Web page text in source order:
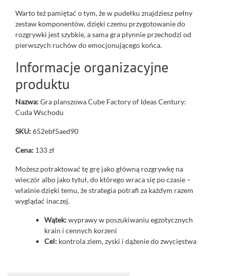
Warto też pamiętać o tym, że w pudełku znajdziesz pełny
zestaw komponentów, dzięki czemu przygotowanie do
rozgrywki jest szybkie, a sama gra płynnie przechodzi od
pierwszych ruchów do emocjonującego końca.
Informacje organizacyjne
produktu
Nazwa:Gra planszowa Cube Factory of Ideas Century:
Cuda Wschodu
SKU:652ebf5aed90
Cena: 133 zł
Możesz potraktować tę grę jako główną rozgrywkę na
wieczór albo jako tytuł, do którego wraca się po czasie –
właśnie dzięki temu, że strategia potrafi za każdym razem
wyglądać inaczej.
Wątek:wyprawy w poszukiwaniu egzotycznych
krain i cennych korzeni
Cel: kontrola ziem, zyski i dążenie do zwycięstwa